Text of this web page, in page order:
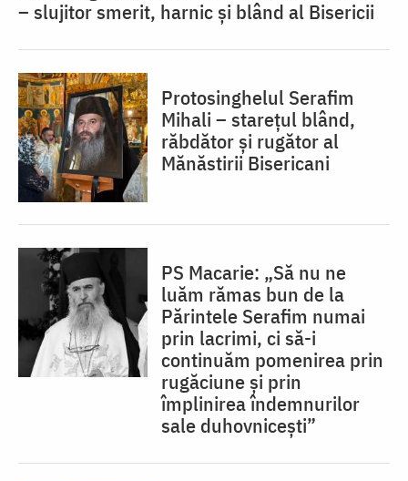
– slujitor smerit, harnic și blând al Bisericii
Protosinghelul Serafim
Mihali – starețul blând,
răbdător și rugător al
Mănăstirii Bisericani
PS Macarie: „Să nu ne
luăm rămas bun de la
Părintele Serafim numai
prin lacrimi, ci să-i
continuăm pomenirea prin
rugăciune și prin
împlinirea îndemnurilor
sale duhovnicești”